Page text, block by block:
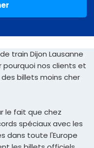
train Dijon Lausanne
pourquoi nos clients et
billets moins cher
le fait que chez
spéciaux avec les
dans toute l'Europe